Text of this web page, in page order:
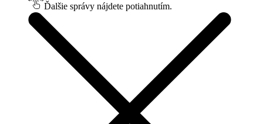
Ďalšie správy nájdete potiahnutím.